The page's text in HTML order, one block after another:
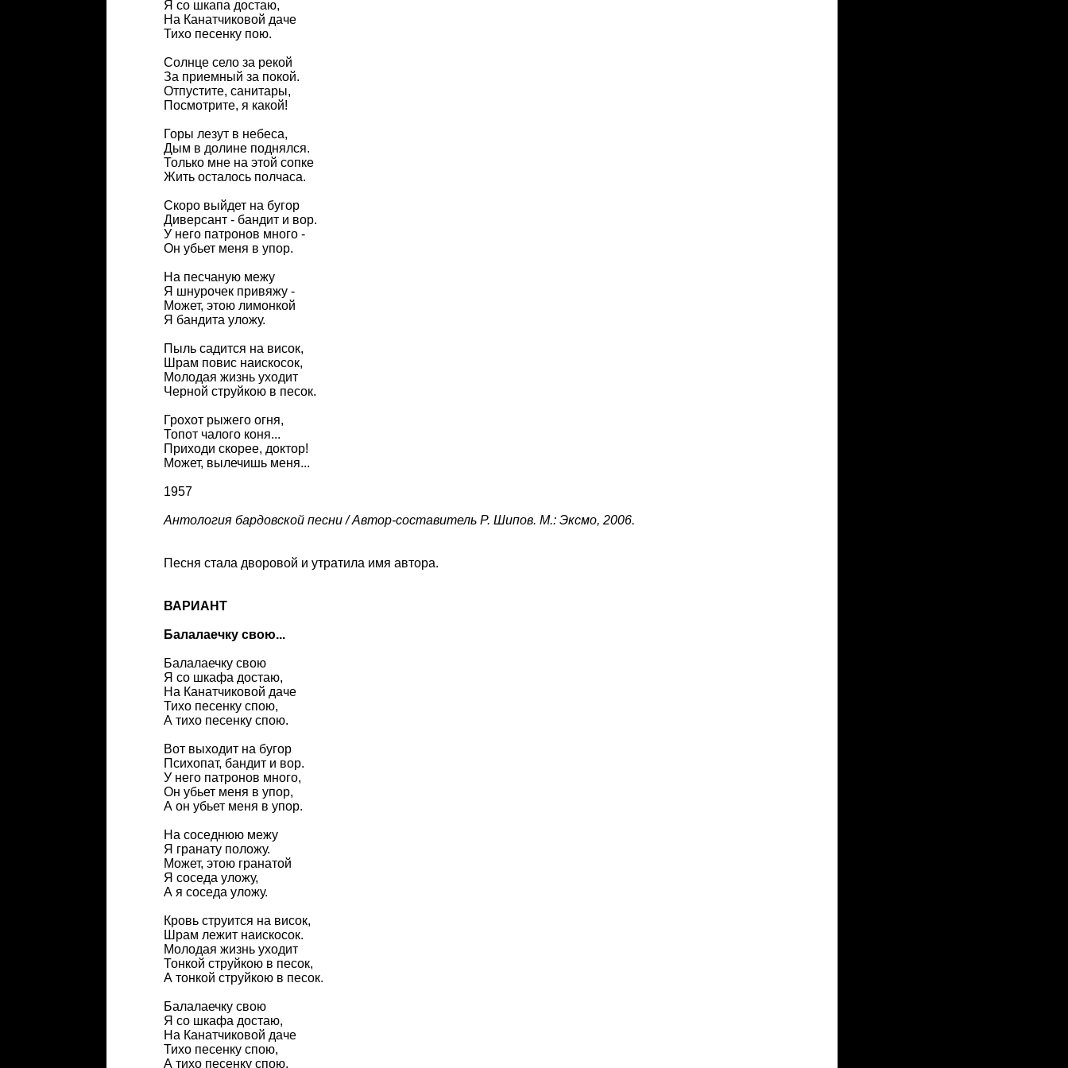
Я со шкапа достаю,
На Канатчиковой даче
Тихо песенку пою.
Солнце село за рекой
За приемный за покой.
Отпустите, санитары,
Посмотрите, я какой!
Горы лезут в небеса,
Дым в долине поднялся.
Только мне на этой сопке
Жить осталось полчаса.
Скоро выйдет на бугор
Диверсант - бандит и вор.
У него патронов много -
Он убьет меня в упор.
На песчаную межу
Я шнурочек привяжу -
Может, этою лимонкой
Я бандита уложу.
Пыль садится на висок,
Шрам повис наискосок,
Молодая жизнь уходит
Черной струйкою в песок.
Грохот рыжего огня,
Топот чалого коня...
Приходи скорее, доктор!
Может, вылечишь меня...
1957
Антология бардовской песни / Автор-составитель Р. Шипов. М.: Эксмо, 2006.
Песня стала дворовой и утратила имя автора.
ВАРИАНТ
Балалаечку свою...
Балалаечку свою
Я со шкафа достаю,
На Канатчиковой даче
Тихо песенку спою,
А тихо песенку спою.
Вот выходит на бугор
Психопат, бандит и вор.
У него патронов много,
Он убьет меня в упор,
А он убьет меня в упор.
На соседнюю межу
Я гранату положу.
Может, этою гранатой
Я соседа уложу,
А я соседа уложу.
Кровь струится на висок,
Шрам лежит наискосок.
Молодая жизнь уходит
Тонкой струйкою в песок,
А тонкой струйкою в песок.
Балалаечку свою
Я со шкафа достаю,
На Канатчиковой даче
Тихо песенку спою,
А тихо песенку спою.